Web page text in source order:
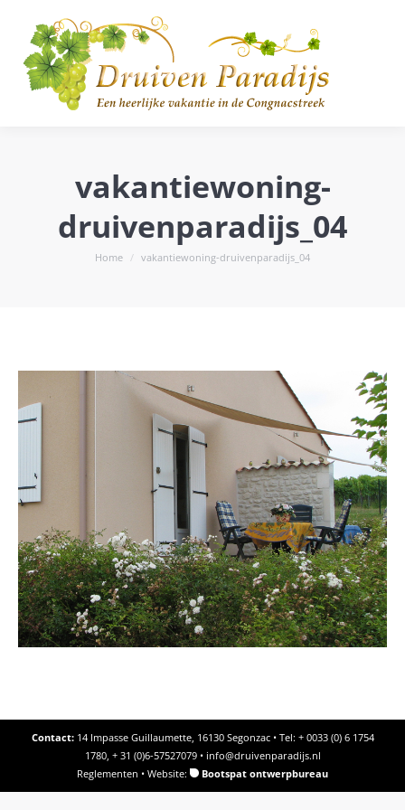
vakantiewoning-
druivenparadijs_04
Je bent hier:
Home vakantiewoning-druivenparadijs_04
Contact:14 Impasse Guillaumette, 16130 Segonzac • Tel: + 0033 (0) 6 1754
1780, + 31 (0)6-57527079 • info@druivenparadijs.nl
Reglementen • Website: Bootspat ontwerpbureau